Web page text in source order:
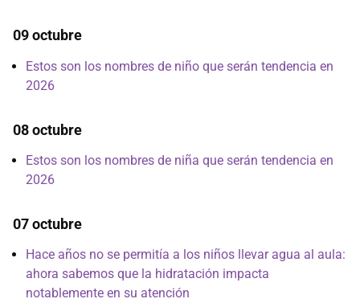
09 octubre
Estos son los nombres de niño que serán tendencia en
2026
08 octubre
Estos son los nombres de niña que serán tendencia en
2026
07 octubre
Hace años no se permitía a los niños llevar agua al aula:
ahora sabemos que la hidratación impacta
notablemente en su atención